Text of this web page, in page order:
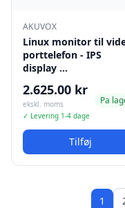
AKUVOX
Linux monitor til
porttelefon - IPS
display …
2.625.00 kr
ekskl. moms
✓ Levering 1-4 dage
Pa
Tilføj
1